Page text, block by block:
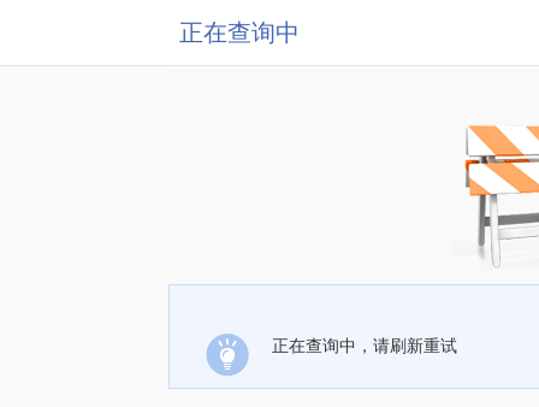
正在查询中
正在查询中，请刷新重试